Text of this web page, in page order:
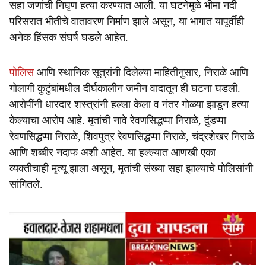
e
सहा जणांची निघृण हत्या करण्यात आली. या घटनेमुळे भीमा नदी
परिसरात भीतीचे वातावरण निर्माण झाले असून, या भागात यापूर्वीही
अनेक हिंसक संघर्ष घडले आहेत.
पोलिस आणि स्थानिक सूत्रांनी दिलेल्या माहितीनुसार, निराळे आणि
गोलागी कुटुंबांमधील दीर्घकालीन जमीन वादातून ही घटना घडली.
आरोपींनी धारदार शस्त्रांनी हल्ला केला व नंतर गोळ्या झाडून हत्या
केल्याचा आरोप आहे. मृतांची नावे रेवणसिद्धप्पा निराळे, दुंडप्पा
रेवणसिद्धप्पा निराळे, शिवपुत्र रेवणसिद्धप्पा निराळे, चंद्रशेखर निराळे
आणि शब्बीर नदाफ अशी आहेत. या हल्ल्यात आणखी एका
व्यक्तीचाही मृत्यू झाला असून, मृतांची संख्या सहा झाल्याचे पोलिसांनी
सांगितले.